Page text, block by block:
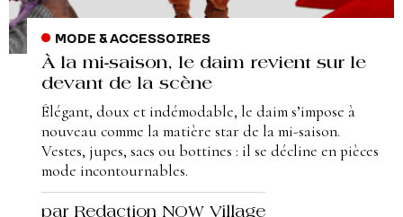
MODE & ACCESSOIRES
À la mi-saison, le daim revient sur le
devant de la scène
Élégant, doux et indémodable, le daim s’impose à
nouveau comme la matière star de la mi-saison.
Vestes, jupes, sacs ou bottines : il se décline en pièces
mode incontournables.
par Redaction NOW Village